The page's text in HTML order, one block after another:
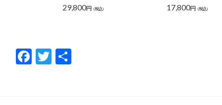
29,800円 (税込)
17,800円 (税込)
F
ac
T
w